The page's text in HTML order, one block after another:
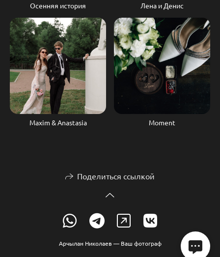
Осенняя история Лена и Денис
Maxim & Anastasia Moment
Поделиться ссылкой
Арчылан Николаев — Ваш фотограф